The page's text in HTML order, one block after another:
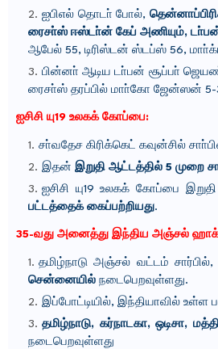
ஐபிஎல் தொடா் போல்,
ரைசா்ஸ் ஈஸ்டா்ன் கேப் அணியும்,
ஆபேல் 55, டிரிஸ்டன் ஸ்டப்ஸ் 56,
பின்னா் ஆடிய டா்பன் சூப்பா்
ரைசா்ஸ் தரப்பில் மாா்கோ ஜேன்ஸன் 5-
ஐசிசி யு19 உலகக் கோப்பை:
சா்வதேச கிரிக்கெட் கவுன்சில்
இதன் இறுதி ஆட்டத்தில் 5 முறை
ஐசிசி யு19 உலகக் கோப்பை
பட்டத்தைக் கைப்பற்றியது.
35-வது அனைத்து இந்திய அஞ்சல்
தமிழ்நாடு அஞ்சல் வட்டம்
சென்னையில் நடைபெறவுள்ளது.
இப்போட்டியில், இந்தியாவில்
தமிழ்நாடு, கர்நாடகா, ஒடிசா,
நடைபெறவுள்ளது